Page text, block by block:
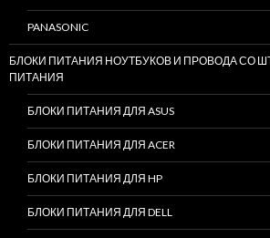
PANASONIC
БЛОКИ ПИТАНИЯ НОУТБУКОВ И ПРОВОДА СО
ПИТАНИЯ
БЛОКИ ПИТАНИЯ ДЛЯ ASUS
БЛОКИ ПИТАНИЯ ДЛЯ ACER
БЛОКИ ПИТАНИЯ ДЛЯ HP
БЛОКИ ПИТАНИЯ ДЛЯ DELL